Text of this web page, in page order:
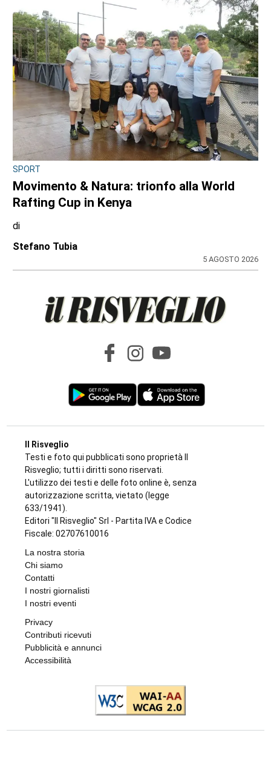
SPORT
Movimento & Natura: trionfo alla World
Rafting Cup in Kenya
di
Stefano Tubia
5 AGOSTO 2026
Il Risveglio
Testi e foto qui pubblicati sono proprietà Il
Risveglio; tutti i diritti sono riservati.
L'utilizzo dei testi e delle foto online è, senza
autorizzazione scritta, vietato (legge
633/1941).
Editori "Il Risveglio" Srl - Partita IVA e Codice
Fiscale: 02707610016
La nostra storia
Chi siamo
Contatti
I nostri giornalisti
I nostri eventi
Privacy
Contributi ricevuti
Pubblicità e annunci
Accessibilità